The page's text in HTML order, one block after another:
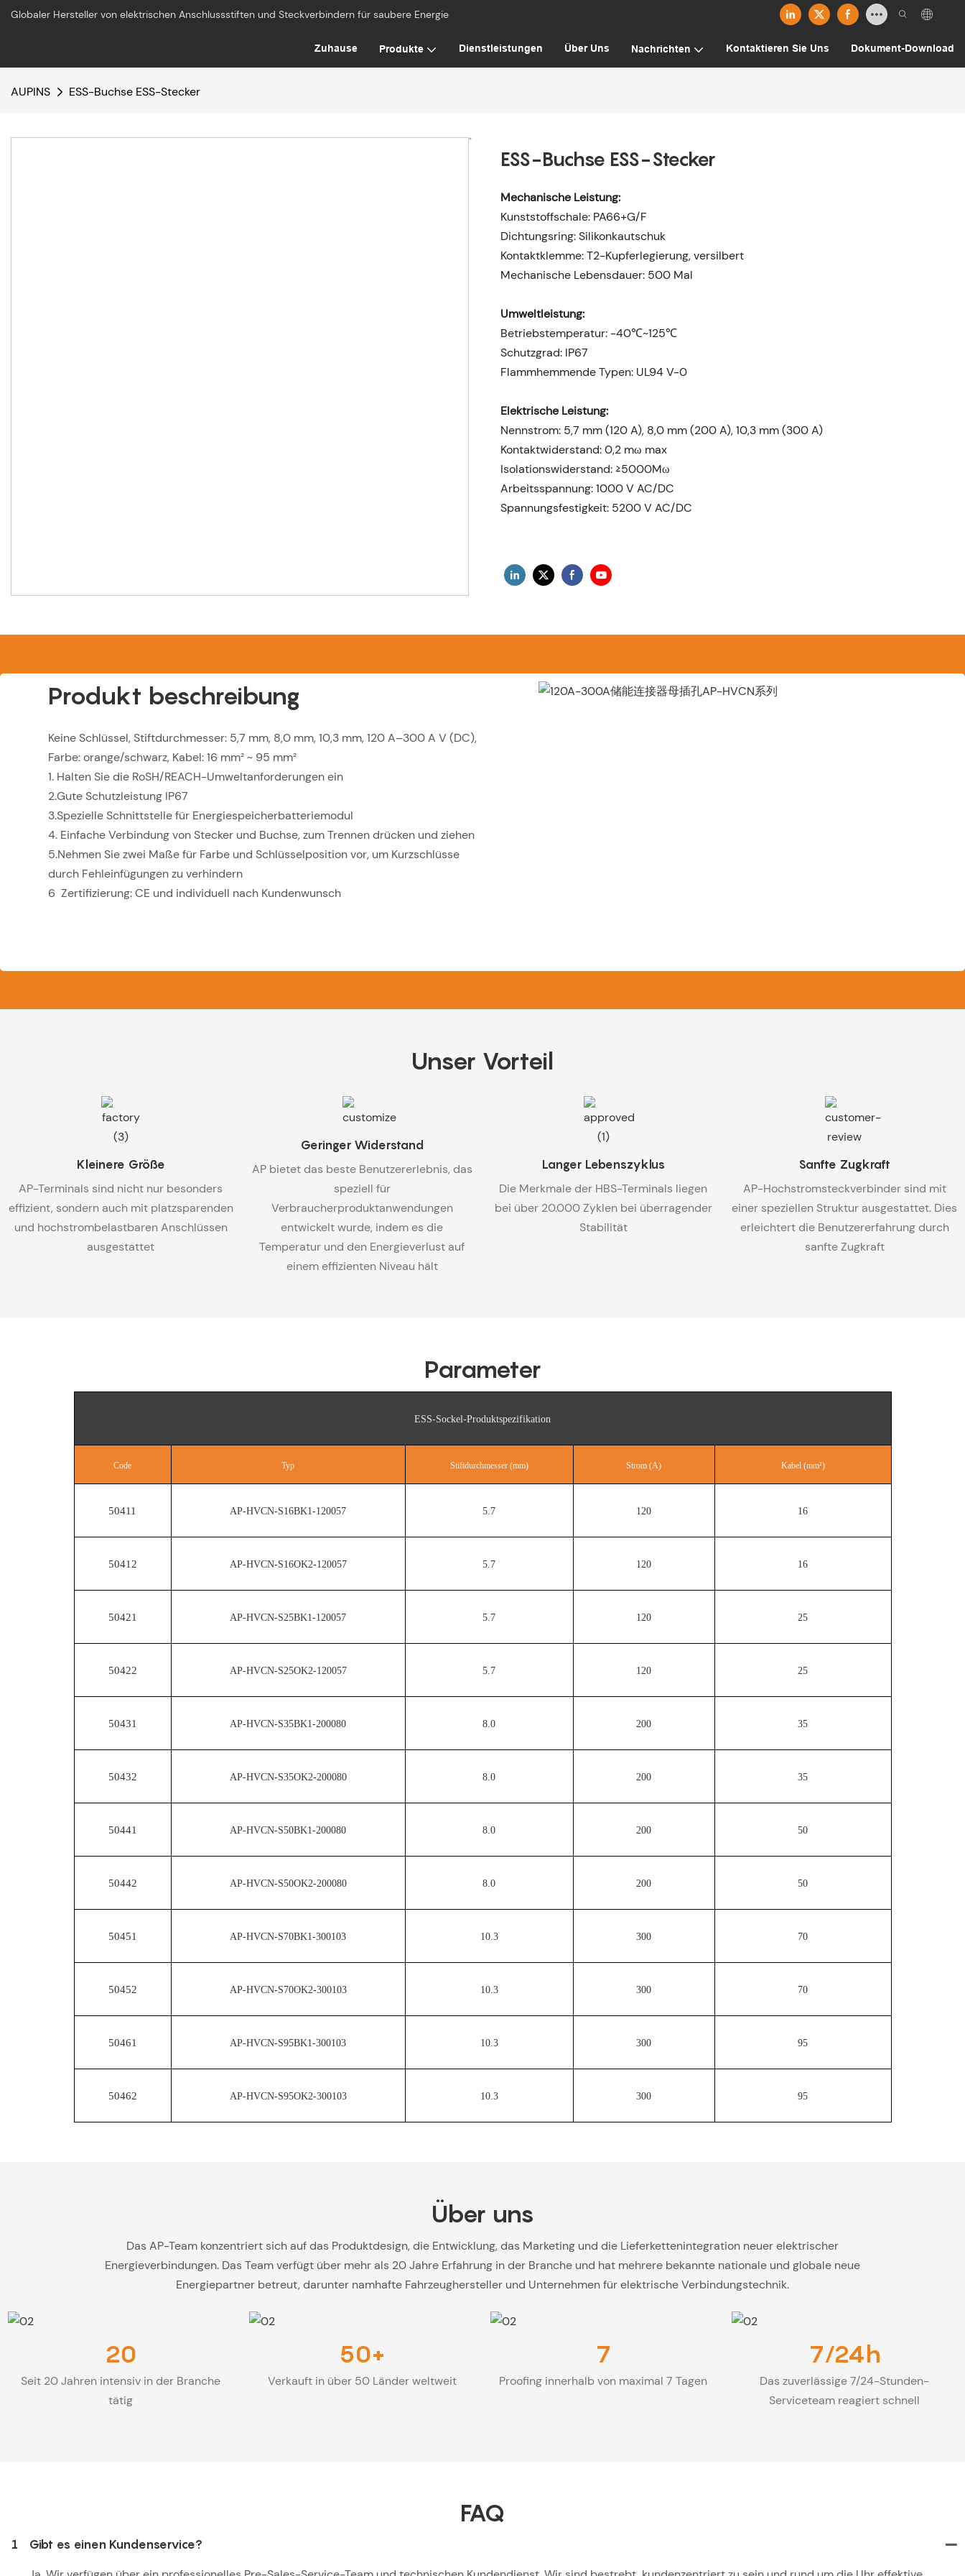
Globaler Hersteller von elektrischen Anschlussstiften und Steckverbindern für saubere Energie
Zuhause Produkte Dienstleistungen Über Uns Nachrichten Kontaktieren Sie Uns Dokument-Download
AUPINS ESS-Buchse ESS-Stecker
ESS-Buchse ESS-Stecker
Mechanische Leistung:
Kunststoffschale: PA66+G/F
Dichtungsring: Silikonkautschuk
Kontaktklemme: T2-Kupferlegierung, versilbert
Mechanische Lebensdauer: 500 Mal
Umweltleistung:
Betriebstemperatur: -40℃~125℃
Schutzgrad: IP67
Flammhemmende Typen: UL94 V-0
Elektrische Leistung:
Nennstrom: 5,7 mm (120 A), 8,0 mm (200 A), 10,3 mm (300 A)
Kontaktwiderstand: 0,2 mω max
Isolationswiderstand: ≥5000Mω
Arbeitsspannung: 1000 V AC/DC
Spannungsfestigkeit: 5200 V AC/DC
Produkt beschreibung
Keine Schlüssel, Stiftdurchmesser: 5,7 mm, 8,0 mm, 10,3 mm, 120 A–300 A V (DC),
Farbe: orange/schwarz, Kabel: 16 mm² ~ 95 mm²
1. Halten Sie die RoSH/REACH-Umweltanforderungen ein
2.Gute Schutzleistung IP67
3.Spezielle Schnittstelle für Energiespeicherbatteriemodul
4. Einfache Verbindung von Stecker und Buchse, zum Trennen drücken und ziehen
5.Nehmen Sie zwei Maße für Farbe und Schlüsselposition vor, um Kurzschlüsse
durch Fehleinfügungen zu verhindern
6 Zertifizierung: CE und individuell nach Kundenwunsch
Unser Vorteil
Kleinere Größe
AP-Terminals sind nicht nur besonders
effizient, sondern auch mit platzsparenden
und hochstrombelastbaren Anschlüssen
ausgestattet
Geringer Widerstand
AP bietet das beste Benutzererlebnis, das
speziell für
Verbraucherproduktanwendungen
entwickelt wurde, indem es die
Temperatur und den Energieverlust auf
einem effizienten Niveau hält
Langer Lebenszyklus
Die Merkmale der HBS-Terminals liegen
bei über 20.000 Zyklen bei überragender
Stabilität
Sanfte Zugkraft
AP-Hochstromsteckverbinder sind mit
einer speziellen Struktur ausgestattet. Dies
erleichtert die Benutzererfahrung durch
sanfte Zugkraft
Parameter
ESS-Sockel-Produktspezifikation
Code Typ Stiftdurchmesser (mm) Strom (A) Kabel (mm²)
50411 AP-HVCN-S16BK1-120057 5.7 120 16
50412 AP-HVCN-S16OK2-120057 5.7 120 16
50421 AP-HVCN-S25BK1-120057 5.7 120 25
50422 AP-HVCN-S25OK2-120057 5.7 120 25
50431 AP-HVCN-S35BK1-200080 8.0 200 35
50432 AP-HVCN-S35OK2-200080 8.0 200 35
50441 AP-HVCN-S50BK1-200080 8.0 200 50
50442 AP-HVCN-S50OK2-200080 8.0 200 50
50451 AP-HVCN-S70BK1-300103 10.3 300 70
50452 AP-HVCN-S70OK2-300103 10.3 300 70
50461 AP-HVCN-S95BK1-300103 10.3 300 95
50462 AP-HVCN-S95OK2-300103 10.3 300 95
Über uns
Das AP-Team konzentriert sich auf das Produktdesign, die Entwicklung, das Marketing und die Lieferkettenintegration neuer elektrischer
Energieverbindungen. Das Team verfügt über mehr als 20 Jahre Erfahrung in der Branche und hat mehrere bekannte nationale und globale neue
Energiepartner betreut, darunter namhafte Fahrzeughersteller und Unternehmen für elektrische Verbindungstechnik.
20
Seit 20 Jahren intensiv in der Branche
tätig
50+
Verkauft in über 50 Länder weltweit
7
Proofing innerhalb von maximal 7 Tagen
7/24h
Das zuverlässige 7/24-Stunden-
Serviceteam reagiert schnell
FAQ
1 Gibt es einen Kundenservice?